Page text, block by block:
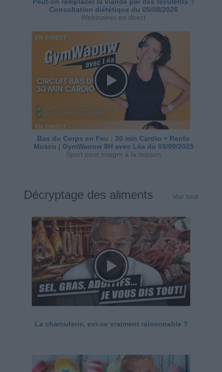
Consultation diététique du 05/08/2026
Webinaires en direct
Bas du Corps en Feu : 30 min Cardio + Renfo
Muscu | GymWaouw 8H avec Léa du 03/09/2025
Sport pour maigrir à la maison
Décryptage des aliments Voir tout
La charcuterie, est-ce vraiment raisonnable ?